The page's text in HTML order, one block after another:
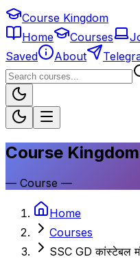
Course Kingdom
Home
Courses
Saved
About
Course Kingdom
— Course —
Home
Courses
SSC GD कांस्टेबल